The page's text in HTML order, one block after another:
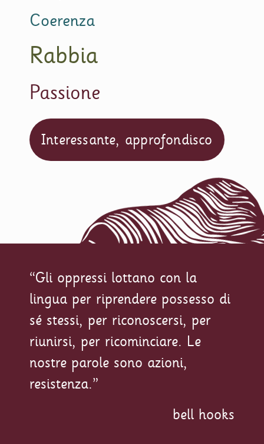
Coerenza
Rabbia
Passione
Interessante, approfondisco
“Gli oppressi lottano con la
lingua per riprendere possesso di
sé stessi, per riconoscersi, per
riunirsi, per ricominciare. Le
nostre parole sono azioni,
resistenza.”
bell hooks